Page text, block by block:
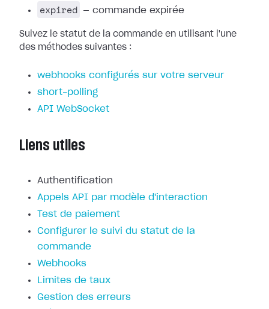
expired — commande expirée
Suivez le statut de la commande en utilisant l'une
des méthodes suivantes :
webhooks configurés sur votre serveur
short-polling
API WebSocket
Liens utiles
Authentification
Appels API par modèle d'interaction
Test de paiement
Configurer le suivi du statut de la
commande
Webhooks
Limites de taux
Gestion des erreurs